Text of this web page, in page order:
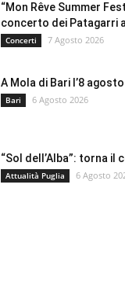
“Mon Rêve Summer
concerto dei Patagarri
Concerti 7 Agosto 2026
A Mola di Bari l’8
Bari 6 Agosto 2026
“Sol dell’Alba”: torna il
Attualità Puglia 6 Agosto